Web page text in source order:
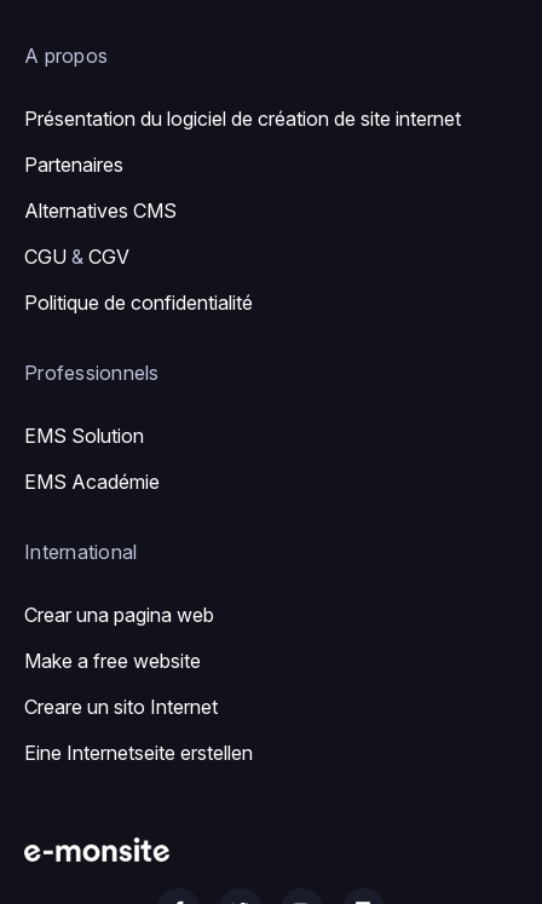
A propos
Présentation du logiciel de création de site internet
Partenaires
Alternatives CMS
CGU & CGV
Politique de confidentialité
Professionnels
EMS Solution
EMS Académie
International
Crear una pagina web
Make a free website
Creare un sito Internet
Eine Internetseite erstellen